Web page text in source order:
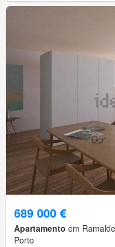
689 000 €
Apartamento em
Porto